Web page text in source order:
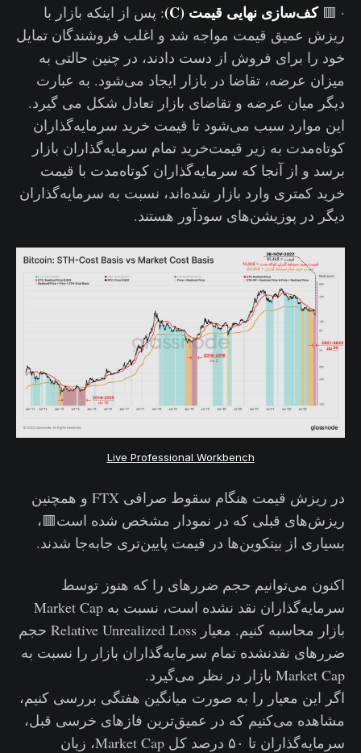
· 🟥کف‌سازی نهایی قیمت (C)
: پس از اینکه بازار با
ریزش عمیق قیمت مواجه شد و اغلب فروشندگان تمایل
خود را برای فروش از دست دادند، در چنین حالتی به
میزان عرضه، تقاضا در بازار ایجاد می‌شود. به عبارت
دیگر میان عرضه و تقاضای بازار تعادل شکل می گیرد.
این موارد سبب می‌شود تا قیمت خرید سرمایه‌گذاران
کوتاه‌مدت به زیر قیمت‌خرید تمام سرمایه‌گذاران بازار
برسد و از آنجا که سرمایه‌گذاران کوتاه‌مدت با قیمت
خرید کمتری وارد بازار شده‌اند، نسبت به سرمایه‌گذاران
دیگر در پوزیشن‌های سودآور هستند.
Live Professional Workbench
در ریزش قیمت هنگام سقوط صرافی FTX و همچنین
ریزش‌های قبلی که در نمودار مشخص شده است🟥،
بسیاری از بیتکوین‌ها در قیمت پایین‌تری جابه‌جا شدند.
اکنون می‌توانیم حجم ضررهای را که هنوز توسط
سرمایه‌گذاران نقد نشده‌ است، نسبت به Market Cap
بازار محاسبه کنیم. معیار Relative Unrealized Loss حجم
ضررهای نقدنشده تمام سرمایه‌گذاران بازار را نسبت به
Market Cap بازار در نظر می‌گیرد.
اگر این معیار را به صورت میانگین هفتگی بررسی کنیم،
مشاهده می‌کنیم که در عمیق‌ترین فازهای خرسی قبل،
سرمایه‌گذاران تا ۵۰ درصد کل Market Cap، زیان